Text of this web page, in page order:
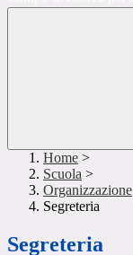
Home >
Scuola >
Organizzazione
Segreteria
Segreteria